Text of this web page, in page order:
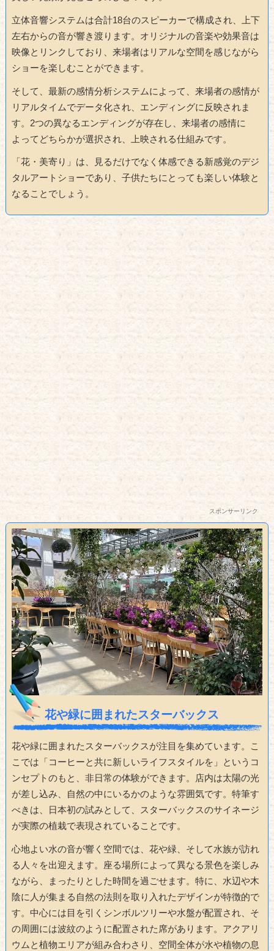
立体音響システムは合計18台のスピーカーで構成され、上下
左右からの音が響き渡ります。オリジナルの音楽や効果音は
映像とリンクしており、来場者はリアルな空間を感じながら
ショーを楽しむことができます。
そして、最新の感情分析システムによって、来場者の感情が
リアルタイムでデータ化され、エンディングに反映されま
す。2つの異なるエンディングが存在し、来場者の感情に
よってどちらかが選択され、上映される仕組みです。
「花・美寄り」は、見るだけでなく体感できる新感覚のデジ
タルアートショーであり、子供たちにとっても楽しい体験と
なることでしょう。
スポンサーリンク
花や緑に囲まれたスターバックス
花や緑に囲まれたスターバックスが注目を集めています。こ
こでは「コーヒーと共に新しいライフスタイルを」というコ
ンセプトのもと、非日常の体験ができます。店内は太陽の光
が差し込み、自然の中にいるかのような雰囲気です。特筆す
べきは、日本初の試みとして、スターバックスのサイネージ
が実際の植栽で表現されていることです。
心地よい水の音が響く空間では、花や緑、そして水族が訪れ
る人々を出迎えます。座る場所によって異なる景色を楽しみ
ながら、まったりとした時間を過ごせます。特に、水辺や木
陰に人が集まる自然の法則を取り入れたデザインが特徴的で
す。中心には目を引くシンボルツリーや水盤が配置され、そ
の周囲には波紋のように配置された席があります。アクアリ
ウムと植物エリアが組み合わさり、空間全体が水や植物の息